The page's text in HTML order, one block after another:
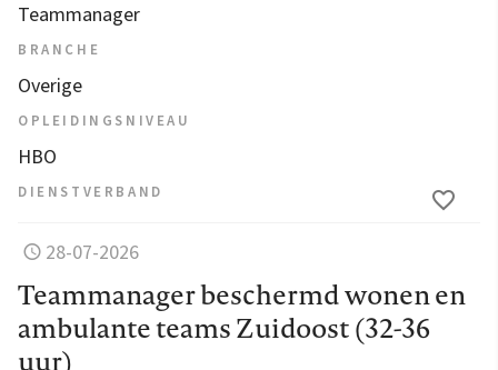
Teammanager
BRANCHE
Overige
OPLEIDINGSNIVEAU
HBO
DIENSTVERBAND
28-07-2026
Teammanager beschermd wonen en
ambulante teams Zuidoost (32-36
uur)